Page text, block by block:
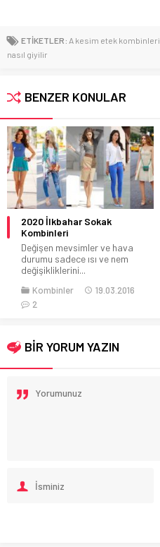
ETİKETLER: A kesim etek kombinleri
nasıl giyilir
BENZER KONULAR
Kombinlerinizi Topuklu
Ayakkabıyla Güzelleştirin !
Günümüzde en yeni modeller ve
tarzlar, gün yüzüne çıkıyor ve...
Kombinler
0
BİR YORUM YAZIN